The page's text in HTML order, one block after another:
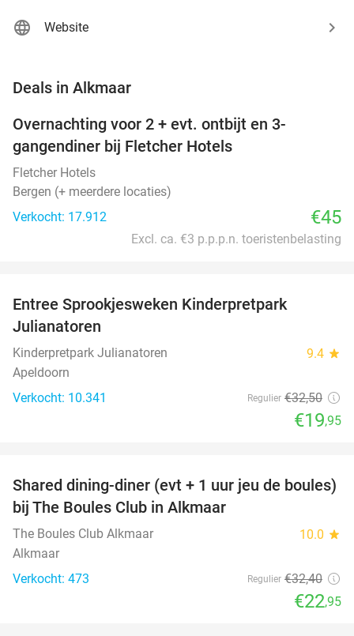
Website
Deals in Alkmaar
Overnachting voor 2 + evt. ontbijt en 3-
gangendiner bij Fletcher Hotels
Fletcher Hotels
Bergen (+ meerdere locaties)
Verkocht: 17.912
€45
Excl. ca. €3 p.p.p.n. toeristenbelasting
Entree Sprookjesweken Kinderpretpark
Julianatoren
Kinderpretpark Julianatoren 9.4 star
Apeldoorn
Verkocht: 10.341
Regulier €32,50
€19,95
29%
Shared dining-diner (evt + 1 uur jeu de boules)
bij The Boules Club in Alkmaar
The Boules Club Alkmaar 10.0 star
Alkmaar
Verkocht: 473
Regulier €32,40
€22,95